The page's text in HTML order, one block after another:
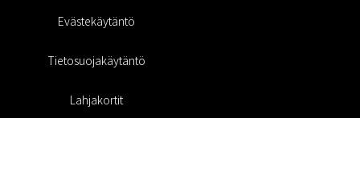
Evästekäytäntö
Tietosuojakäytäntö
Lahjakortit